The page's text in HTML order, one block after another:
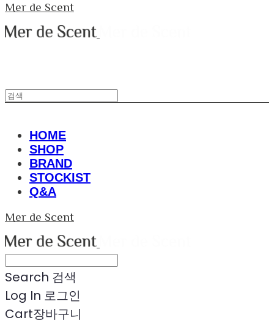
Mer de Scent
HOME
SHOP
BRAND
STOCKIST
Q&A
Mer de Scent
Search 검색
Log In 로그인
Cart장바구니